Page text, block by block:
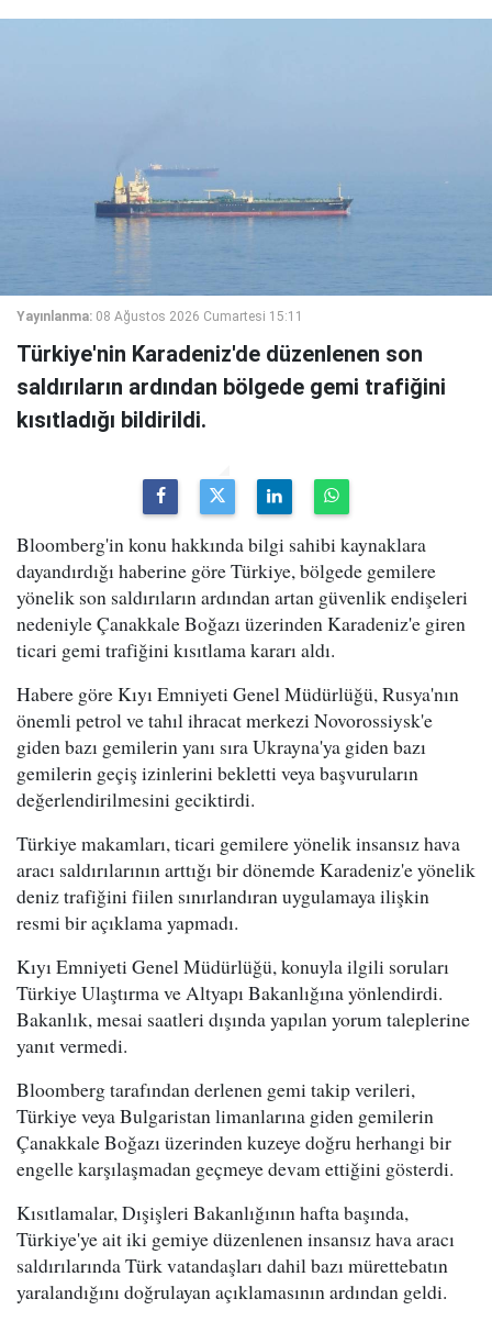
Yayınlanma: 08 Ağustos 2026 Cumartesi 15:11
Türkiye'nin Karadeniz'de düzenlenen son
saldırıların ardından bölgede gemi trafiğini
kısıtladığı bildirildi.
Bloomberg'in konu hakkında bilgi sahibi kaynaklara
dayandırdığı haberine göre Türkiye, bölgede gemilere
yönelik son saldırıların ardından artan güvenlik endişeleri
nedeniyle Çanakkale Boğazı üzerinden Karadeniz'e giren
ticari gemi trafiğini kısıtlama kararı aldı.
Habere göre Kıyı Emniyeti Genel Müdürlüğü, Rusya'nın
önemli petrol ve tahıl ihracat merkezi Novorossiysk'e
giden bazı gemilerin yanı sıra Ukrayna'ya giden bazı
gemilerin geçiş izinlerini bekletti veya başvuruların
değerlendirilmesini geciktirdi.
Türkiye makamları, ticari gemilere yönelik insansız hava
aracı saldırılarının arttığı bir dönemde Karadeniz'e yönelik
deniz trafiğini fiilen sınırlandıran uygulamaya ilişkin
resmi bir açıklama yapmadı.
Kıyı Emniyeti Genel Müdürlüğü, konuyla ilgili soruları
Türkiye Ulaştırma ve Altyapı Bakanlığına yönlendirdi.
Bakanlık, mesai saatleri dışında yapılan yorum taleplerine
yanıt vermedi.
Bloomberg tarafından derlenen gemi takip verileri,
Türkiye veya Bulgaristan limanlarına giden gemilerin
Çanakkale Boğazı üzerinden kuzeye doğru herhangi bir
engelle karşılaşmadan geçmeye devam ettiğini gösterdi.
Kısıtlamalar, Dışişleri Bakanlığının hafta başında,
Türkiye'ye ait iki gemiye düzenlenen insansız hava aracı
saldırılarında Türk vatandaşları dahil bazı mürettebatın
yaralandığını doğrulayan açıklamasının ardından geldi.